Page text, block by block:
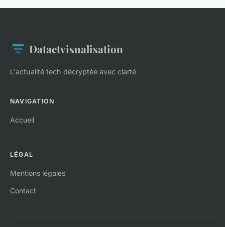
Dataetvisualisation
L'actualité tech décryptée avec clarté
NAVIGATION
Accueil
LÉGAL
Mentions légales
Contact